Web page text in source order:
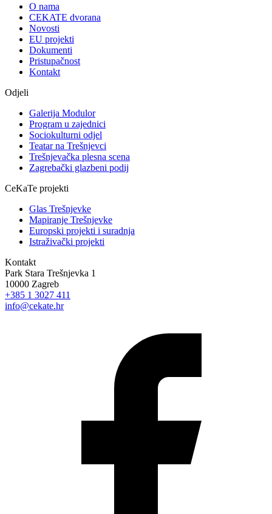
O nama
CEKATE dvorana
Novosti
EU projekti
Dokumenti
Pristupačnost
Kontakt
Odjeli
Galerija Modulor
Program u zajednici
Sociokulturni odjel
Teatar na Trešnjevci
Trešnjevačka plesna scena
Zagrebački glazbeni podij
CeKaTe projekti
Glas Trešnjevke
Mapiranje Trešnjevke
Europski projekti i suradnja
Istraživački projekti
Kontakt
Park Stara Trešnjevka 1
10000 Zagreb
+385 1 3027 411
info@cekate.hr